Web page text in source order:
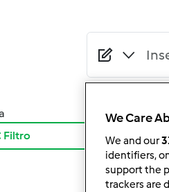
Filtro
Ordina
I
We Care
We and our
identifiers,
support the
trackers are